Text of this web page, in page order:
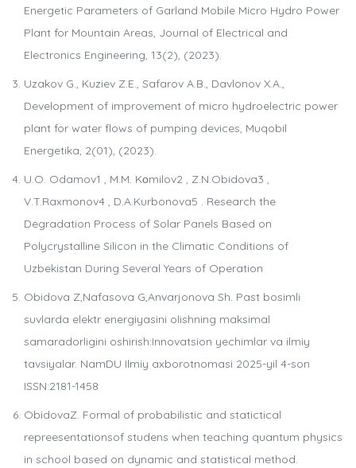
Energetic Parameters of Garland Mobile Micro Hydro Power
Plant for Mountain Areas, Journal of Electrical and
Electronics Engineering, 13(2), (2023).
Uzakov G., Kuziev Z.E., Safarov A.B., Davlonov X.A.,
Development of improvement of micro hydroelectric power
plant for water flows of pumping devices, Muqobil
Energetika, 2(01), (2023).
U.O. Odamov1 , M.M. Kоmilov2 , Z.N.Obidova3 ,
V.T.Raxmonov4 , D.A.Kurbonova5 . Research the
Degradation Process of Solar Panels Based on
Polycrystalline Silicon in the Climatic Conditions of
Uzbekistan During Several Years of Operation
Obidova Z,Nafasova G,Anvarjonova Sh. Past bosimli
suvlarda elektr energiyasini olishning maksimal
samaradorligini oshirish:Innovatsion yechimlar va ilmiy
tavsiyalar. NamDU Ilmiy axborotnomasi 2025-yil 4-son
ISSN:2181-1458
ObidovaZ. Formal of probabilistic and statictical
repreesentationsof studens when teaching quantum physics
in school based on dynamic and statistical method.